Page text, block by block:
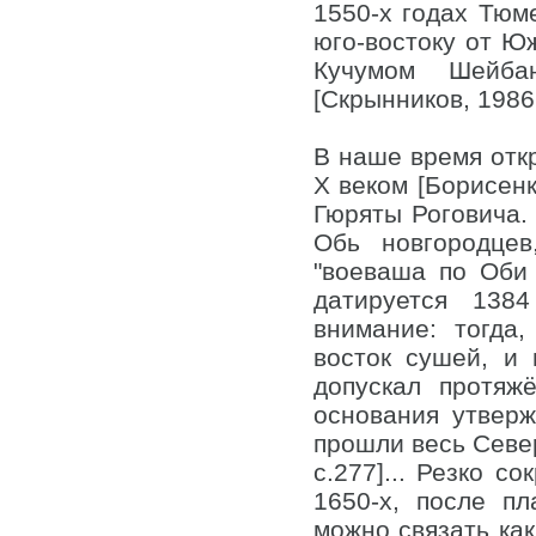
1550-х годах
юго-востоку от
Кучумом
[Скрынников,
В наше время
Х веком
Гюряты Роговича.
Обь
"воеваша по
датируется
внимание:
восток сушей, и
допускал
основания
прошли весь
с.277]... Резко
1650-х, после
можно связать